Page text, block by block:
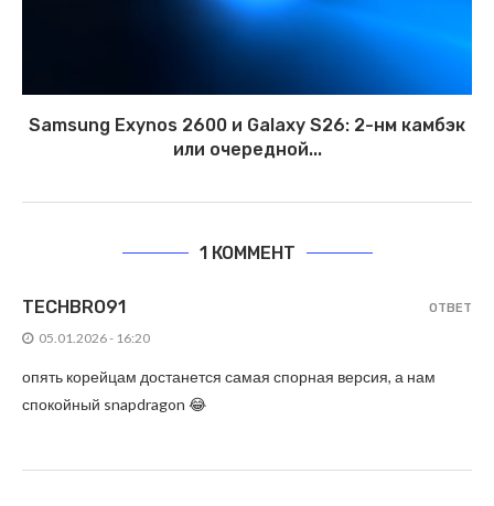
Samsung Exynos 2600 и Galaxy S26: 2-нм камбэк
или очередной...
1 КОММЕНТ
TECHBRO91
05.01.2026 - 16:20
опять корейцам достанется самая спорная версия, а нам
спокойный snapdragon 😂
ОТВЕТ